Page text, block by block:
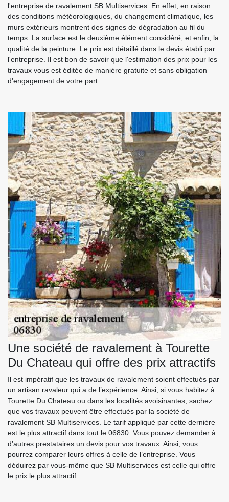
l'entreprise de ravalement SB Multiservices. En effet, en raison
des conditions météorologiques, du changement climatique, les
murs extérieurs montrent des signes de dégradation au fil du
temps. La surface est le deuxième élément considéré, et enfin, la
qualité de la peinture. Le prix est détaillé dans le devis établi par
l'entreprise. Il est bon de savoir que l'estimation des prix pour les
travaux vous est éditée de manière gratuite et sans obligation
d'engagement de votre part.
Une société de ravalement à Tourette
Du Chateau qui offre des prix attractifs
Il est impératif que les travaux de ravalement soient effectués par
un artisan ravaleur qui a de l’expérience. Ainsi, si vous habitez à
Tourette Du Chateau ou dans les localités avoisinantes, sachez
que vos travaux peuvent être effectués par la société de
ravalement SB Multiservices. Le tarif appliqué par cette dernière
est le plus attractif dans tout le 06830. Vous pouvez demander à
d’autres prestataires un devis pour vos travaux. Ainsi, vous
pourrez comparer leurs offres à celle de l’entreprise. Vous
déduirez par vous-même que SB Multiservices est celle qui offre
le prix le plus attractif.